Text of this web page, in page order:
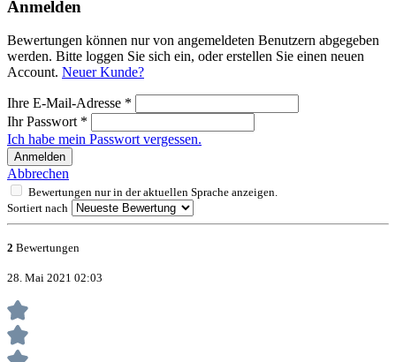
Anmelden
Bewertungen können nur von angemeldeten Benutzern abgegeben
werden. Bitte loggen Sie sich ein, oder erstellen Sie einen neuen
Account. Neuer Kunde?
Ihre E-Mail-Adresse *
Ihr Passwort *
Ich habe mein Passwort vergessen.
Anmelden
Abbrechen
Bewertungen nur in der aktuellen Sprache anzeigen.
Sortiert nach
2 Bewertungen
28. Mai 2021 02:03